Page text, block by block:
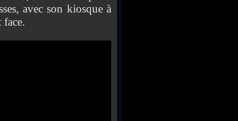
avec son kiosque à
face.